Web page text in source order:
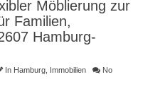
Möblierung zur
Familien,
Hamburg-
In Hamburg Immobilien
No